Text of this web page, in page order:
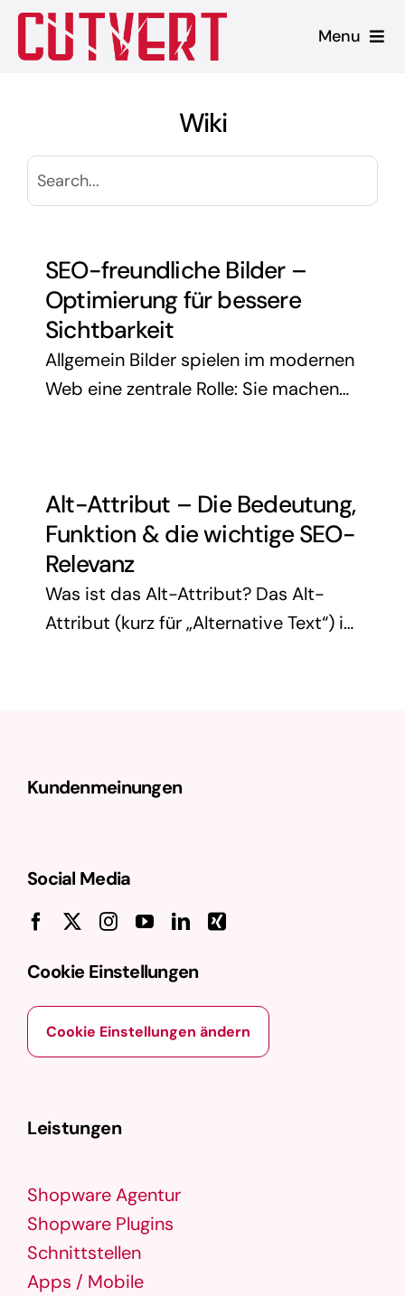
Zum
Inhalt
Menu
Blog
Wiki
SEO-freundliche Bilder –
Optimierung für bessere
Sichtbarkeit
Allgemein Bilder spielen im modernen
Web eine zentrale Rolle: Sie machen
Bestandteil der
Suchmaschinenoptimierung
Alt-Attribut – Die Bedeutung,
Funktion & die wichtige SEO-
Relevanz
Was ist das Alt-Attribut? Das Alt-
Attribut (kurz für „Alternative Text“) ist
Kundenmeinungen
Social Media
Cookie Einstellungen
Cookie Einstellungen ändern
Leistungen
Shopware Agentur
Shopware Plugins
Schnittstellen
Apps / Mobile